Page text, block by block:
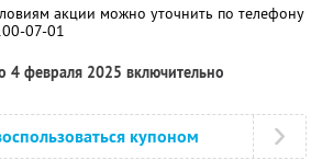
акции можно уточнить по телефону
07-01
4 февраля 2025 включительно
купоном